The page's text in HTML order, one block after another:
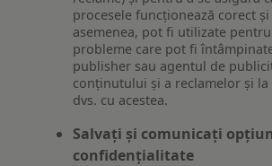
procesele funcționează corect
asemenea, pot fi utilizate
probleme care pot fi
publisher sau agentul de
conținutului și a reclamelor și
dvs. cu acestea.
Salvați și comunicați
confidențialitate